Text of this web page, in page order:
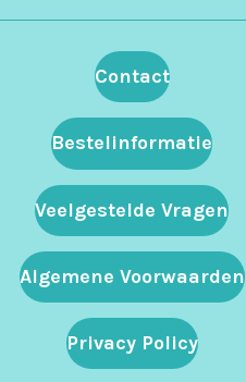
Contact
Bestelinformatie
Veelgestelde Vragen
Algemene Voorwaarden
Privacy Policy